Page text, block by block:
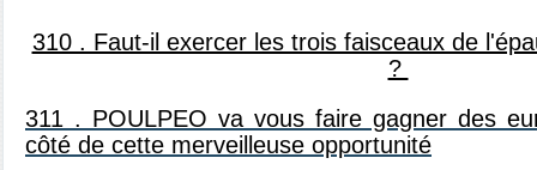
310 . Faut-il exercer les trois faisceaux de
?
311 . POULPEO va vous faire gagner des
côté de cette merveilleuse opportunité